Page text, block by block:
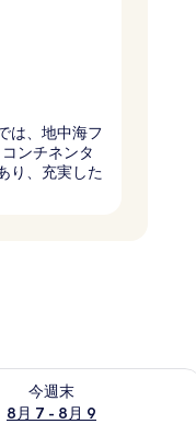
は、地中海フ
ンチネンタ
り、充実した
今週末
8月 7 - 8月 9
8月 9 の空室状況をチェ